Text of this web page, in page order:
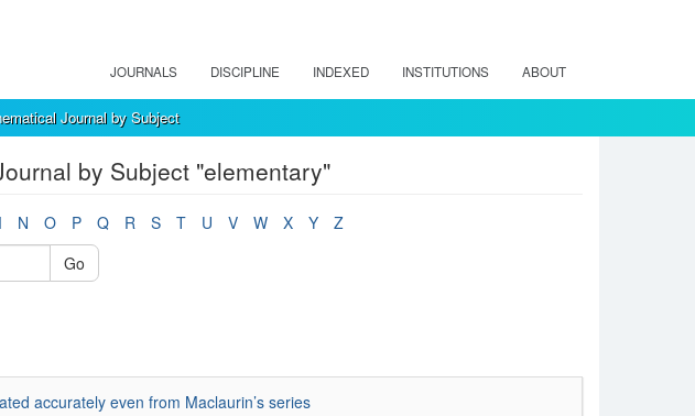
JOURNALS DISCIPLINE INDEXED INSTITUTIONS ABOUT
Journal by Subject
by Subject "elementary"
N O P Q R S T U V W X Y
Z
Go
accurately even from Maclaurin’s series